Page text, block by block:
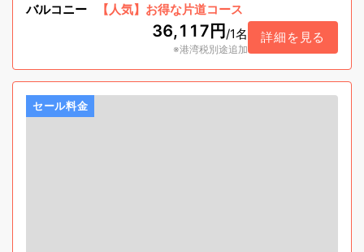
バルコニー 【人気】お得な片道コース
36,117円 /1名
※港湾税別途追加
詳細を見る
セール料金